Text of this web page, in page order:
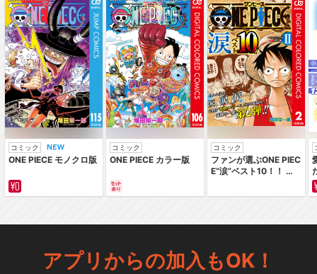
コミック
ONE PIECE モノクロ版
コミック
ONE PIECE カラー版
コミック
ファンが選ぶONE PIEC
E“涙”ベスト10！！ ～
編～ カラー版
アプリからの加入もOK！